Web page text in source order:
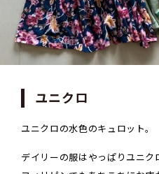
ユニクロ
ユニクロの水色のキュロット。
デイリーの服はやっぱりユニク